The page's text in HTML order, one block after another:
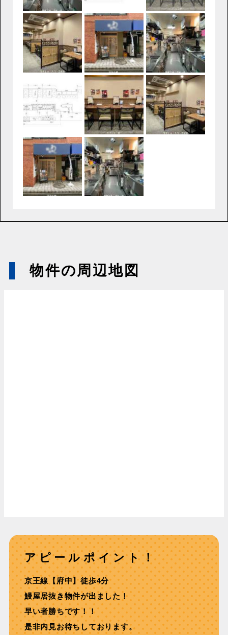
物件の周辺地図
アピールポイント！
京王線【府中】徒歩4分
鰻屋居抜き物件が出ました！
早い者勝ちです！！
是非内見お待ちしております。